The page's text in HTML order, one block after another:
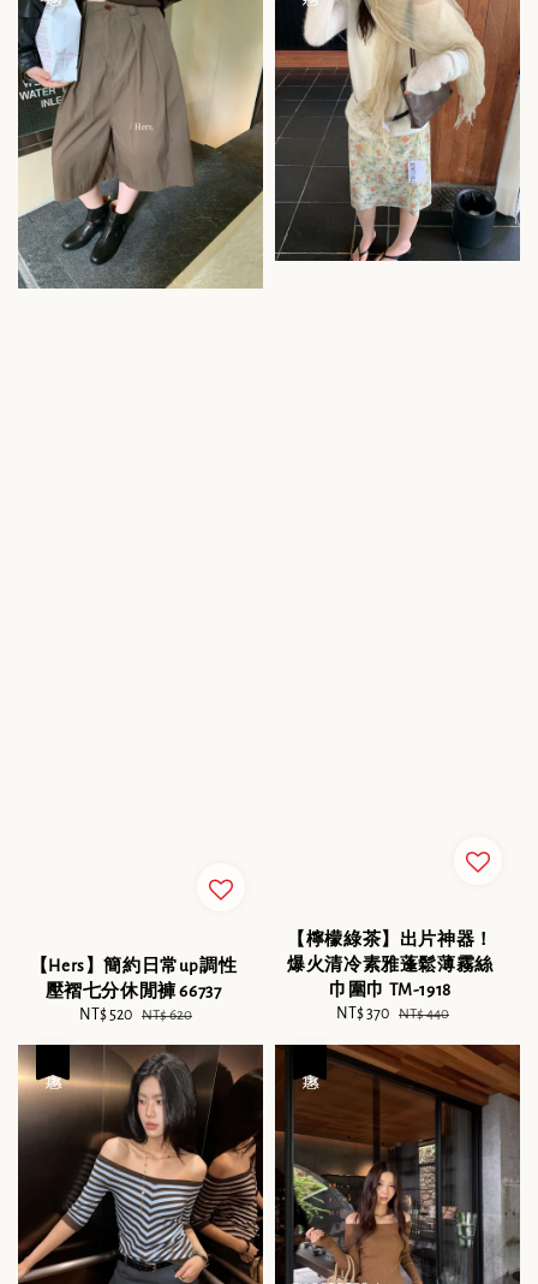
【Hers】簡約日常up調性
壓褶七分休閒褲 66737
Sale
NT$ 520 Regular
NT$ 620
【檸檬綠茶】出片神器！
爆火清冷素雅蓬鬆薄霧絲
巾圍巾 TM-1918
Sale
NT$ 370 Regular
NT$ 440